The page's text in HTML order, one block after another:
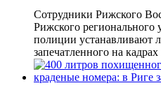
Сотрудники Рижского
Рижского регионального
полиции устанавливают
запечатленного на